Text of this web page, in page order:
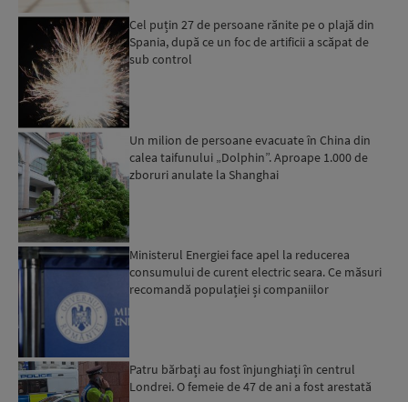
Cel puțin 27 de persoane rănite pe o plajă din
Spania, după ce un foc de artificii a scăpat de
sub control
Un milion de persoane evacuate în China din
calea taifunului „Dolphin”. Aproape 1.000 de
zboruri anulate la Shanghai
Ministerul Energiei face apel la reducerea
consumului de curent electric seara. Ce măsuri
recomandă populației și companiilor
Patru bărbați au fost înjunghiați în centrul
Londrei. O femeie de 47 de ani a fost arestată